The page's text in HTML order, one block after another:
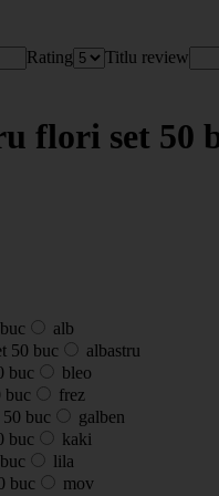
Rating Titlu review
flori set 50
alb
albastru
bleo
frez
galben
kaki
lila
mov